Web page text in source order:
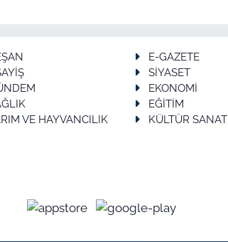
E-GAZETE
SİYASET
EKONOMİ
EĞİTİM
VE HAYVANCILIK
KÜLTÜR SANAT